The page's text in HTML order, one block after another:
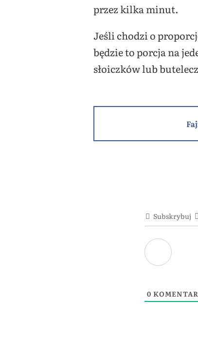
przez kilka minut.
Jeśli chodzi o
będzie to porcja na
słoiczków lub
Subskrybuj
0